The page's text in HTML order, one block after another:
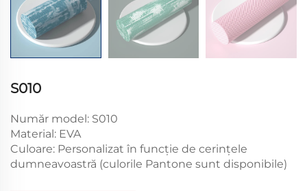
S010
Număr model: S010
Material: EVA
Culoare: Personalizat în funcție de cerințele
dumneavoastră (culorile Pantone sunt disponibile)